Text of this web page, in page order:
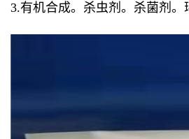
3.有机合成。杀虫剂。杀菌剂。